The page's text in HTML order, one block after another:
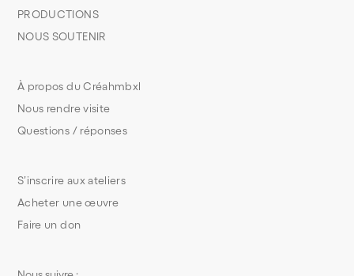
S’inscrire aux ateliers
Acheter une œuvre
Faire un don
À propos du Créahmbxl
Nous rendre visite
Questions / réponses
PRODUCTIONS
NOUS SOUTENIR